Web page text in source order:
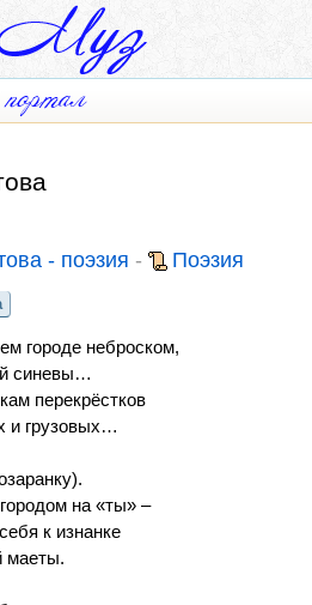
- поэзия - Поэзия
городе неброском,
синевы…
перекрёстков
и грузовых…
на «ты» –
к изнанке
маеты.